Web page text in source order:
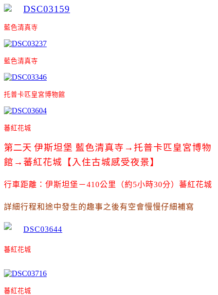
藍色清真寺
藍色清真寺
托普卡匹皇宮博物館
蕃紅花城
第二天 伊斯坦堡 藍色清真寺 → 托普卡匹皇宮博物
館 → 蕃紅花城 【入住古城感受夜景】
行車距離：伊斯坦堡－410公里（約5小時30分）蕃紅花城
詳細行程和途中發生的趣事之後有空會慢慢仔細補寫
蕃紅花城
蕃紅花城